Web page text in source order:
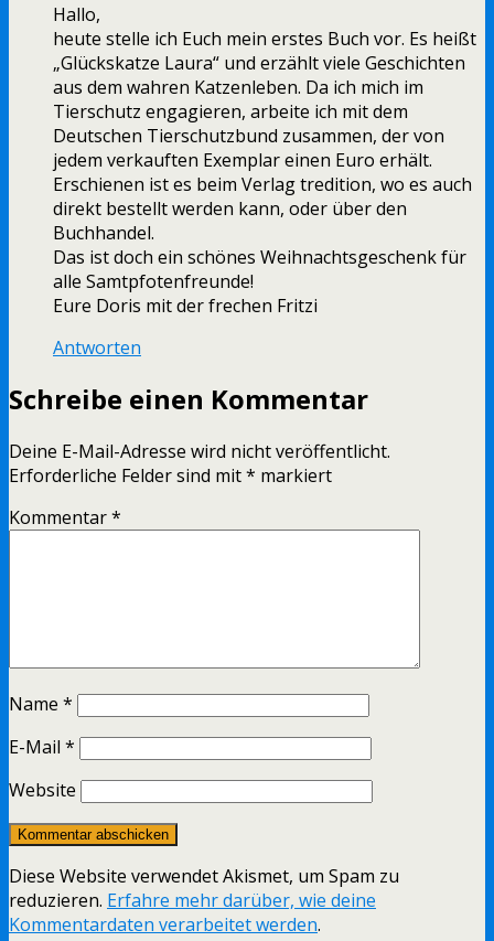
Hallo,
heute stelle ich Euch mein erstes Buch vor. Es heißt
„Glückskatze Laura“ und erzählt viele Geschichten
aus dem wahren Katzenleben. Da ich mich im
Tierschutz engagieren, arbeite ich mit dem
Deutschen Tierschutzbund zusammen, der von
jedem verkauften Exemplar einen Euro erhält.
Erschienen ist es beim Verlag tredition, wo es auch
direkt bestellt werden kann, oder über den
Buchhandel.
Das ist doch ein schönes Weihnachtsgeschenk für
alle Samtpfotenfreunde!
Eure Doris mit der frechen Fritzi
Antworten
Schreibe einen Kommentar
Deine E-Mail-Adresse wird nicht veröffentlicht.
Erforderliche Felder sind mit* markiert
Kommentar*
Name *
E-Mail *
Website
Diese Website verwendet Akismet, um Spam zu
reduzieren. Erfahre mehr darüber, wie deine
Kommentardaten verarbeitet werden.